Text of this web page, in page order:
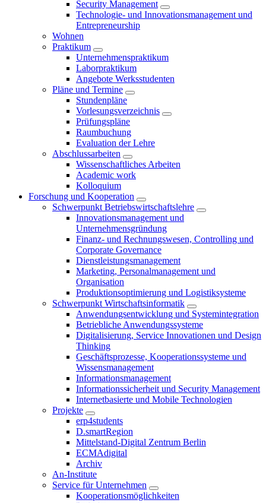
Security Management
Technologie- und Innovationsmanagement und
Entrepreneurship
Wohnen
Praktikum
Unternehmenspraktikum
Laborpraktikum
Angebote Werksstudenten
Pläne und Termine
Stundenpläne
Vorlesungsverzeichnis
Prüfungspläne
Raumbuchung
Evaluation der Lehre
Abschlussarbeiten
Wissenschaftliches Arbeiten
Academic work
Kolloquium
Forschung und Kooperation
Schwerpunkt Betriebswirtschaftslehre
Innovationsmanagement und
Unternehmensgründung
Finanz- und Rechnungswesen, Controlling und
Corporate Governance
Dienstleistungsmanagement
Marketing, Personalmanagement und
Organisation
Produktionsoptimierung und Logistiksysteme
Schwerpunkt Wirtschaftsinformatik
Anwendungsentwicklung und Systemintegration
Betriebliche Anwendungssysteme
Digitalisierung, Service Innovationen und Design
Thinking
Geschäftsprozesse, Kooperationssysteme und
Wissensmanagement
Informationsmanagement
Informationssicherheit und Security Management
Internetbasierte und Mobile Technologien
Projekte
erp4students
D.smartRegion
Mittelstand-Digital Zentrum Berlin
ECMAdigital
Archiv
An-Institute
Service für Unternehmen
Kooperationsmöglichkeiten